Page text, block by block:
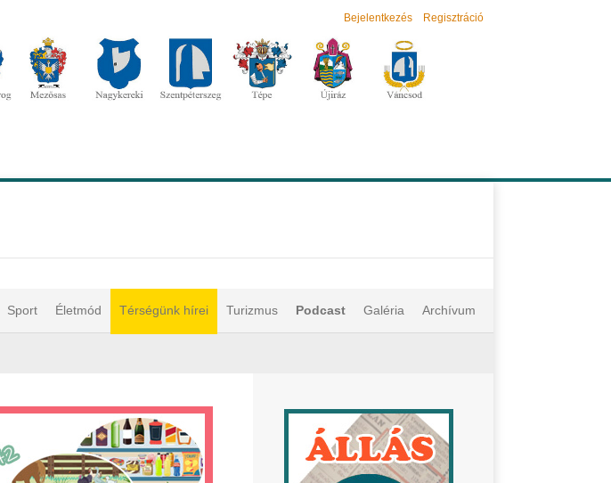
Bejelentkezés Regisztráció
Sport Életmód Térségünk hírei Turizmus Podcast Galéria Archívum